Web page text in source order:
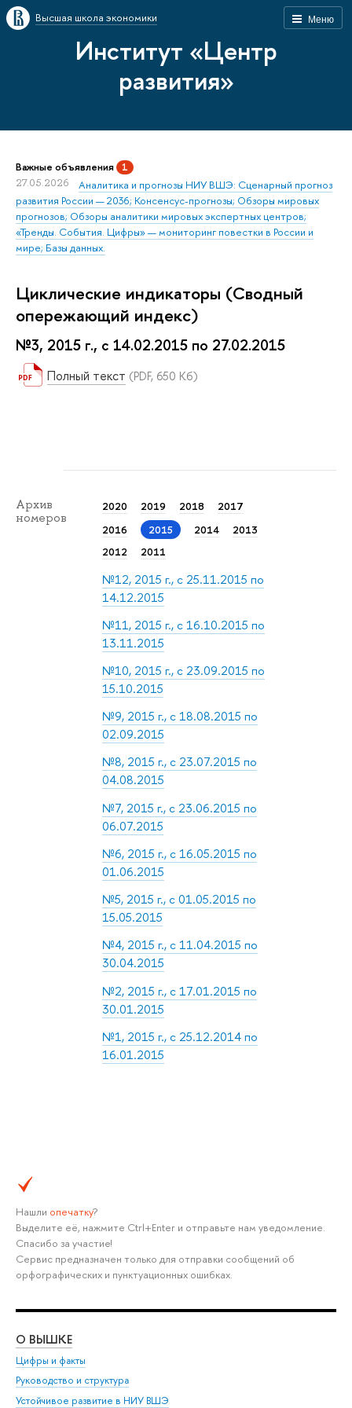
Меню
Высшая школа экономики
Институт «Центр
развития»
Важные объявления 1
27.05.2026
Аналитика и прогнозы НИУ ВШЭ: Сценарный прогноз
развития России — 2036; Консенсус-прогнозы; Обзоры мировых
прогнозов; Обзоры аналитики мировых экспертных центров;
«Тренды. События. Цифры» — мониторинг повестки в России и
мире; Базы данных.
Циклические индикаторы (Сводный
опережающий индекс)
№3, 2015 г., с 14.02.2015 по 27.02.2015
Полный текст (PDF, 650 Кб)
Архив
номеров
2020 2019 2018
2017
2016
2015 2014
2013
2012
2011
№12, 2015 г., с 25.11.2015 по
14.12.2015
№11, 2015 г., с 16.10.2015 по
13.11.2015
№10, 2015 г., с 23.09.2015 по
15.10.2015
№9, 2015 г., с 18.08.2015 по
02.09.2015
№8, 2015 г., с 23.07.2015 по
04.08.2015
№7, 2015 г., с 23.06.2015 по
06.07.2015
№6, 2015 г., с 16.05.2015 по
01.06.2015
№5, 2015 г., с 01.05.2015 по
15.05.2015
№4, 2015 г., с 11.04.2015 по
30.04.2015
№2, 2015 г., с 17.01.2015 по
30.01.2015
№1, 2015 г., с 25.12.2014 по
16.01.2015
Нашли опечатку?
Выделите её, нажмите Ctrl+Enter и отправьте нам уведомление.
Спасибо за участие!
Сервис предназначен только для отправки сообщений об
орфографических и пунктуационных ошибках.
О ВЫШКЕ
Цифры и факты
Руководство и структура
Устойчивое развитие в НИУ ВШЭ